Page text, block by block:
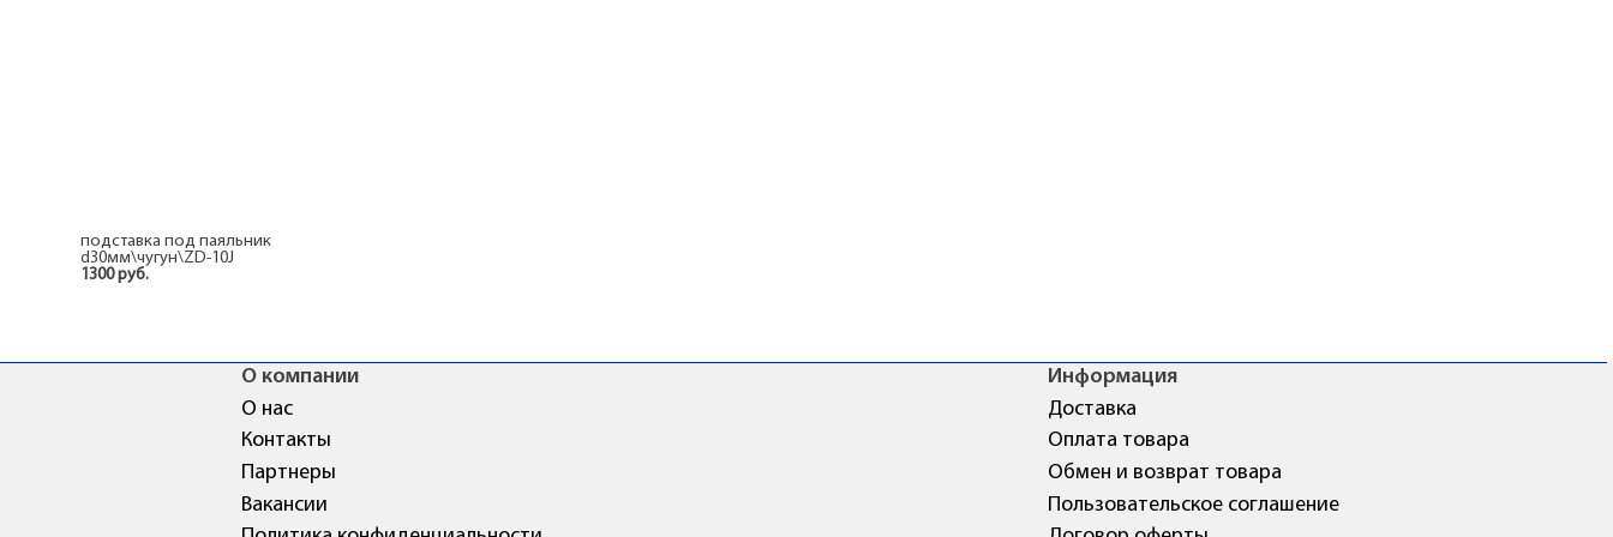
подставка под паяльник
d30мм\чугун\ZD-10J
1300 руб.
О компании
О нас
Контакты
Партнеры
Вакансии
Информация
Доставка
Оплата товара
Обмен и возврат товара
Пользовательское соглашение